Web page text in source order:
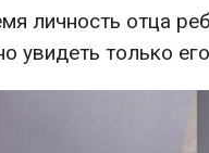
личность отца
увидеть только